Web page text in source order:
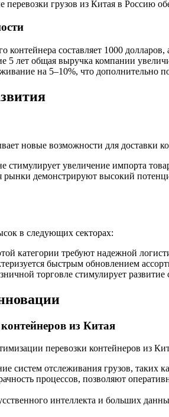
грузов из Китая в Россию
контейнера составляет 1000
5 лет общая выручка компании
на 5–10%, что дополнительно
новые возможности для доставки
стимулирует увеличение импорта
демонстрируют высокий
в следующих секторах:
категории требуют надежной
быстрым обновлением
торговле стимулирует
из Китая
перевозки контейнеров из
систем отслеживания грузов, таких
процессов, позволяют
интеллекта и больших